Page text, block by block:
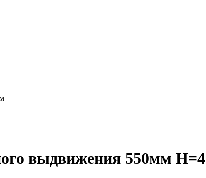
выдвижения 550мм